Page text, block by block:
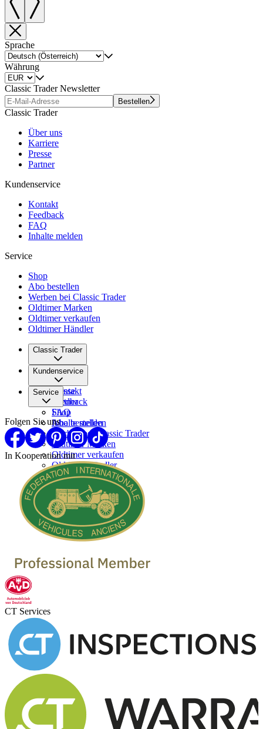
Sprache
Währung
Classic Trader Newsletter
Bestellen
Classic Trader
Über uns
Karriere
Presse
Partner
Kundenservice
Kontakt
Feedback
FAQ
Inhalte melden
Service
Shop
Abo bestellen
Werben bei Classic Trader
Oldtimer Marken
Oldtimer verkaufen
Oldtimer Händler
Classic Trader
Über uns
Karriere
Presse
Partner
Kundenservice
Kontakt
Feedback
FAQ
Inhalte melden
Service
Shop
Abo bestellen
Werben bei Classic Trader
Oldtimer Marken
Oldtimer verkaufen
Oldtimer Händler
Folgen Sie uns
In Kooperation mit
CT Services